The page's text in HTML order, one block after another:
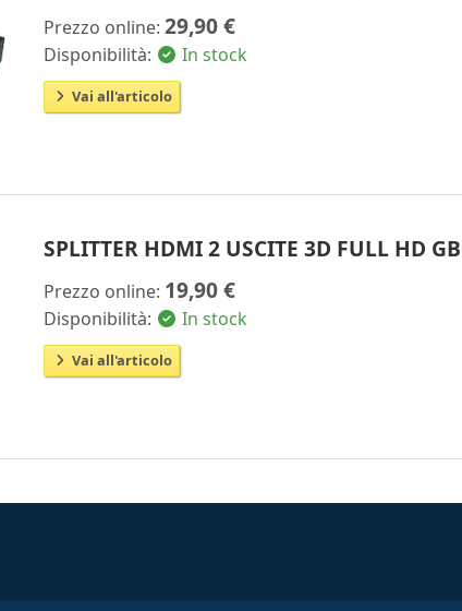
Prezzo online:29,90 €
Disponibilità: In stock
Vai all'articolo
SPLITTER HDMI 2 USCITE 3D FULL HD
Prezzo online: 19,90 €
Disponibilità: In stock
Vai all'articolo